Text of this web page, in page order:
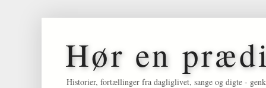
Hør en
Historier, fortællinger fra dagliglivet, sange og digte -